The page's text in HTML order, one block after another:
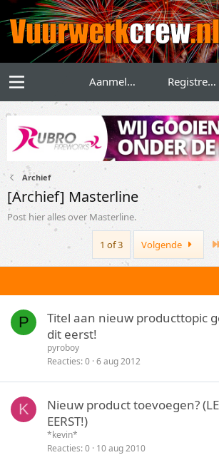
Aanmelden Registreren
Archief
[Archief] Masterline
Post hier alles over Masterline.
1 of 3 Volgende
P
Titel aan nieuw producttopic
dit eerst!
pyroboy
Reacties 0 6 aug 2012
K
Nieuw product toevoegen?
EERST!)
*kevin*
Reacties 0 10 aug 2010